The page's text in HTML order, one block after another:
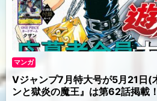
マンガ
Vジャンプ7月特大号が5月21日
ンと獄炎の魔王』は第62話掲載！